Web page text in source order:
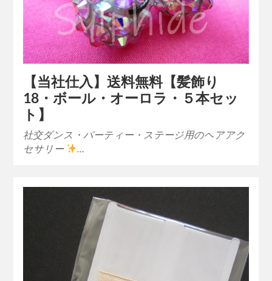
【当社仕入】送料無料【髪飾り
18・ボール・オーロラ・５本セッ
ト】
社交ダンス・パーティー・ステージ用のヘアアク
セサリー
…